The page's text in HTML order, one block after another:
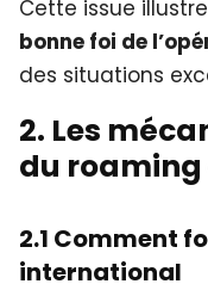
Cette issue
bonne foi de
des situations
2. Les
du
2.1 Comment
international